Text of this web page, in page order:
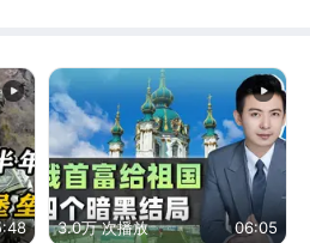
3.0万 次播放 06:05